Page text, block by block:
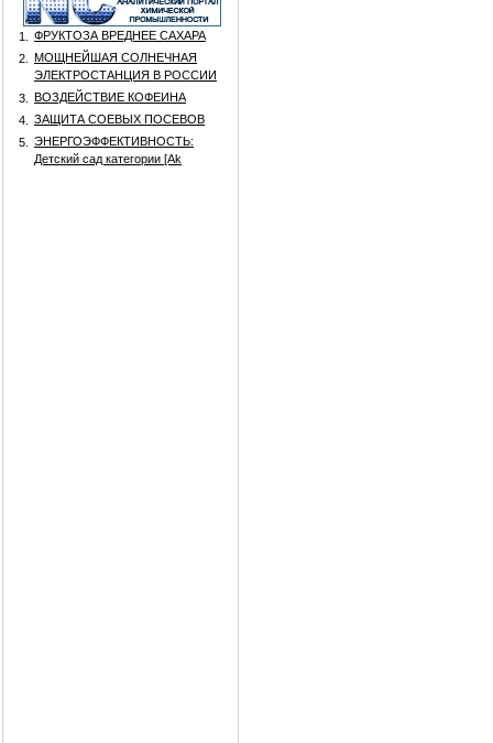
1.
ФРУКТОЗА ВРЕДНЕЕ САХАРА
2.
МОЩНЕЙШАЯ СОЛНЕЧНАЯ
ЭЛЕКТРОСТАНЦИЯ В РОССИИ
3.
ВОЗДЕЙСТВИЕ КОФЕИНА
4.
ЗАЩИТА СОЕВЫХ ПОСЕВОВ
5.
ЭНЕРГОЭФФЕКТИВНОСТЬ:
Детский сад категории [Аk